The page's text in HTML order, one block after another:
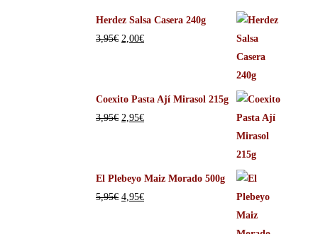
Herdez Salsa Casera 240g
3,95€ 2,00€
Coexito Pasta Ají Mirasol 215g
3,95€ 2,95€
El Plebeyo Maiz Morado 500g
5,95€ 4,95€